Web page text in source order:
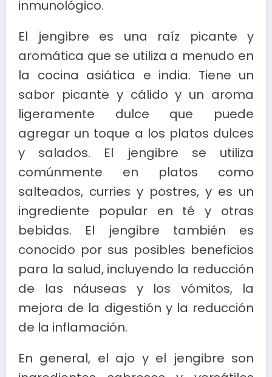
inmunológico.
El jengibre es una raíz picante y
aromática que se utiliza a menudo en
la cocina asiática e india. Tiene un
sabor picante y cálido y un aroma
ligeramente dulce que puede
agregar un toque a los platos dulces
y salados. El jengibre se utiliza
comúnmente en platos como
salteados, curries y postres, y es un
ingrediente popular en té y otras
bebidas. El jengibre también es
conocido por sus posibles beneficios
para la salud, incluyendo la reducción
de las náuseas y los vómitos, la
mejora de la digestión y la reducción
de la inflamación.
En general, el ajo y el jengibre son